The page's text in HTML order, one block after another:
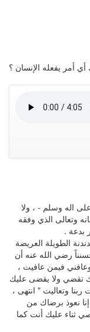
أمر يفعله الإنسان ؟
اله وسلم - ، ولا
وتعالى الذي وفقه
بدعة .
الطويلة العريضة
رضي الله عنه أن
فيمن عافيت ،
تقضي ولا يقضى عليك
وتعاليت " انتهى ،
نعوذ برضاك من
ثناء عليك أنت كما